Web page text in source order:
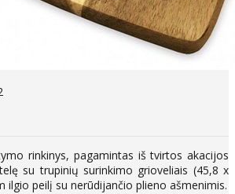
rinkinys, pagamintas iš tvirtos akacijos
su trupinių surinkimo grioveliais (45,8 x
ilgio peilį su nerūdijančio plieno ašmenimis.​